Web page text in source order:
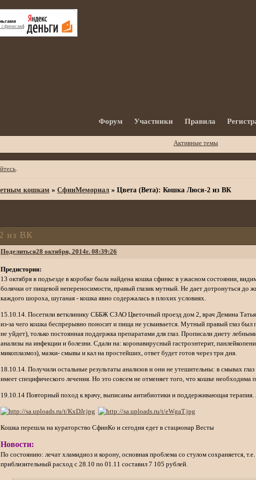
)
Форум Участники Правила
Активные темы
.
кошкам » СфинМемориал » Цвета (Вета): Кошка Люся-2 из ВК
из ВК
Поделиться28 октября, 2014г. 08:39:26
Предистория:
13 октября в подъезде в коробке была найдена кошка сфинкс в ужасном состоянии,
болячки от пищевой непереносимости, правый глазик мутный. Не дает дотронуться
каждого шороха, шуганая - кошка явно содержалась в плохих условиях.
15.10.14. Посетили ветклинику СББЖ СЗАО Цветочный проезд дом 2, врач Демина
из-за чего кошка беспрерывно поносит и пища не усваивается. Мутный правый глаз
не уйдет), только постоянная поддержка препаратами для глаз. Прописали диету
анализы на инфекции и болезни. Сдали на: коронавирусный гастроэнтерит,
микоплазмоз), мазки- смывы и кал на простейших, ответ будет готов через три дня.
18.10.14. Получили остальные результаты анализов и они не утешительны: в смывах
имеет специфического лечения. Но это совсем не отменяет того, что кошке
19.10.14 Повторный поход к врачу, выписаны антибиотики и поддерживающая
Кошка перешла на кураторство СфинКо и сегодня едет в стационар Весты
Новости:
По состоянию: лечат хламидиоз и корону, основная проблема со стулом сохраняется,
приблизительный расход с 28.10 по 01.11 составил 7 105 рублей.